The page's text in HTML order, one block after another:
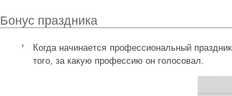
Бонус праздника
Когда начинается профессиональный
того, за какую профессию он голосовал.